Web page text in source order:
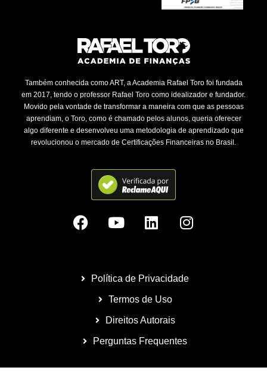
Também conhecida como ART, a Academia Rafael Toro foi fundada
em 2017, tendo o professor Rafael Toro como idealizador e fundador.
Movido pela vontade de transformar a maneira com que as pessoas
aprendiam, o Toro, como é chamado pelos alunos, queria oferecer
algo diferente e desenvolveu uma metodologia de aprendizado que
revolucionou o mercado de Certificações Financeiras no Brasil.
Política de Privacidade
Termos de Uso
Direitos Autorais
Perguntas Frequentes